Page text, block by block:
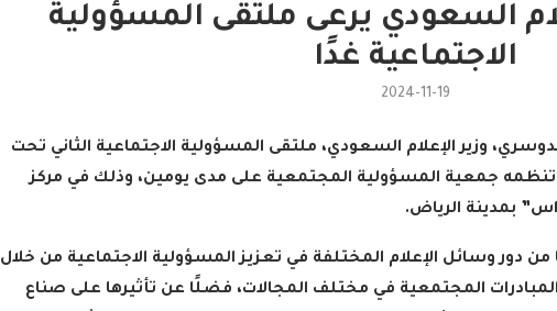
السعودي يرعى ملتقى المسؤولية
الاجتماعية غدًا
2024-11-19
وزير الإعلام السعودي، ملتقى المسؤولية الاجتماعية الثاني تحت
تنظمه جمعية المسؤولية المجتمعية على مدى يومين، وذلك في مركز
بمدينة الرياض.
من دور وسائل الإعلام المختلفة في تعزيز المسؤولية الاجتماعية من خلال
المجتمعية في مختلف المجالات، فضلًا عن تأثيرها على صناع